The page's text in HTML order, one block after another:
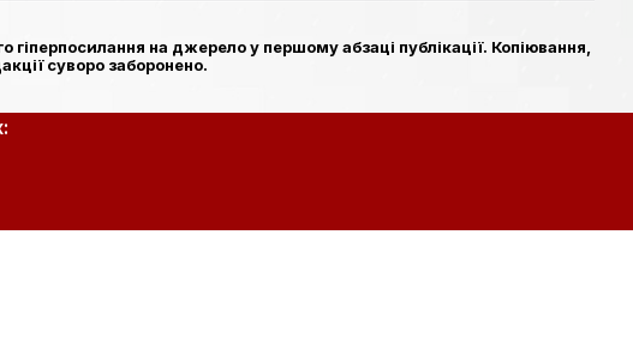
на джерело у першому абзаці публікації. Копіювання,
суворо заборонено.